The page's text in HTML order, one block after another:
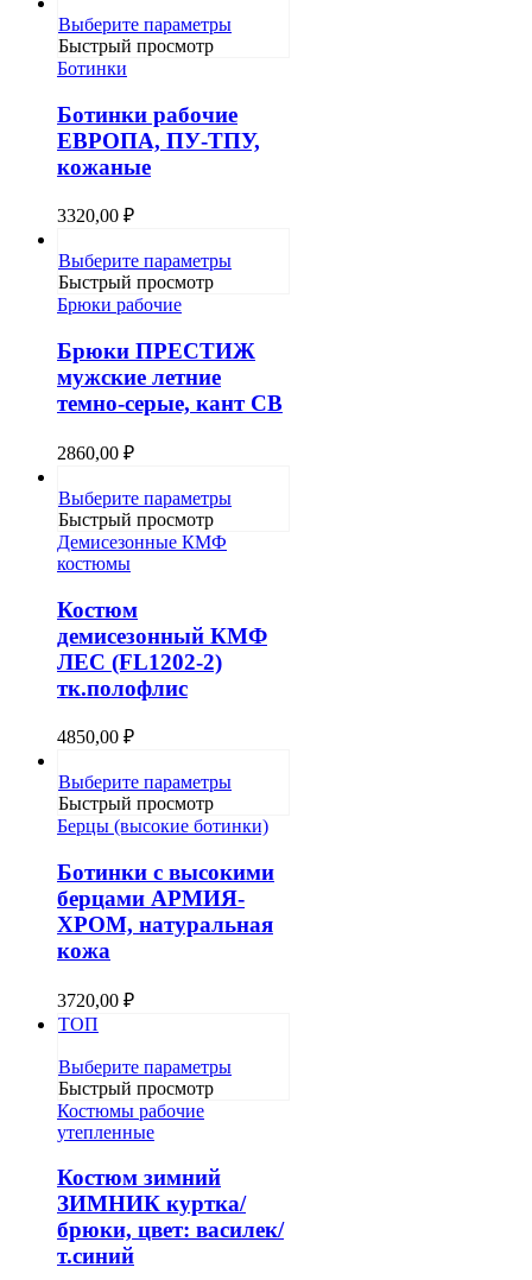
Выберите параметрыЭтот
вариаций.
Опции
можно
Быстрый просмотр
Ботинки
Ботинки рабочие
ЕВРОПА, ПУ-ТПУ,
кожаные
3320,00 ₽
Выберите параметрыЭтот
вариаций.
Опции
выбрать
Быстрый просмотр
Брюки рабочие
Брюки ПРЕСТИЖ
мужские летние
темно-серые, кант СВ
2860,00 ₽
Выберите параметрыЭтот
можно
выбрать
Быстрый просмотр
Демисезонные КМФ
костюмы
Костюм
демисезонный КМФ
ЛЕС (FL1202-2)
тк.полофлис
4850,00 ₽
Выберите параметрыЭтот
имеет
вариаций.
Опции
можно
выбрать
Быстрый просмотр
Берцы (высокие ботинки)
Ботинки с высокими
берцами АРМИЯ-
ХРОМ, натуральная
кожа
3720,00 ₽
ТОП
Выберите параметрыЭтот
можно
выбрать
на
Быстрый просмотр
Костюмы рабочие
утепленные
Костюм зимний
ЗИМНИК куртка/
брюки, цвет: василек/
т.синий